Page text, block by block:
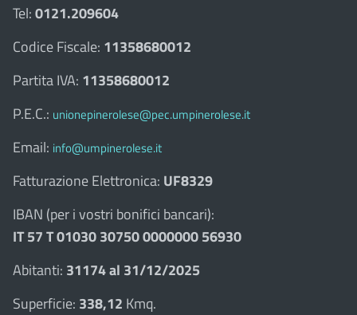
Tel:0121.209604
Codice Fiscale: 11358680012
Partita IVA: 11358680012
P.E.C.: unionepinerolese@pec.umpinerolese.it
Email: info@umpinerolese.it
Fatturazione Elettronica: UF8329
IBAN (per i vostri bonifici bancari):
IT 57 T 01030 30750 0000000 56930
Abitanti: 31174 al 31/12/2025
Superficie: 338,12 Kmq.